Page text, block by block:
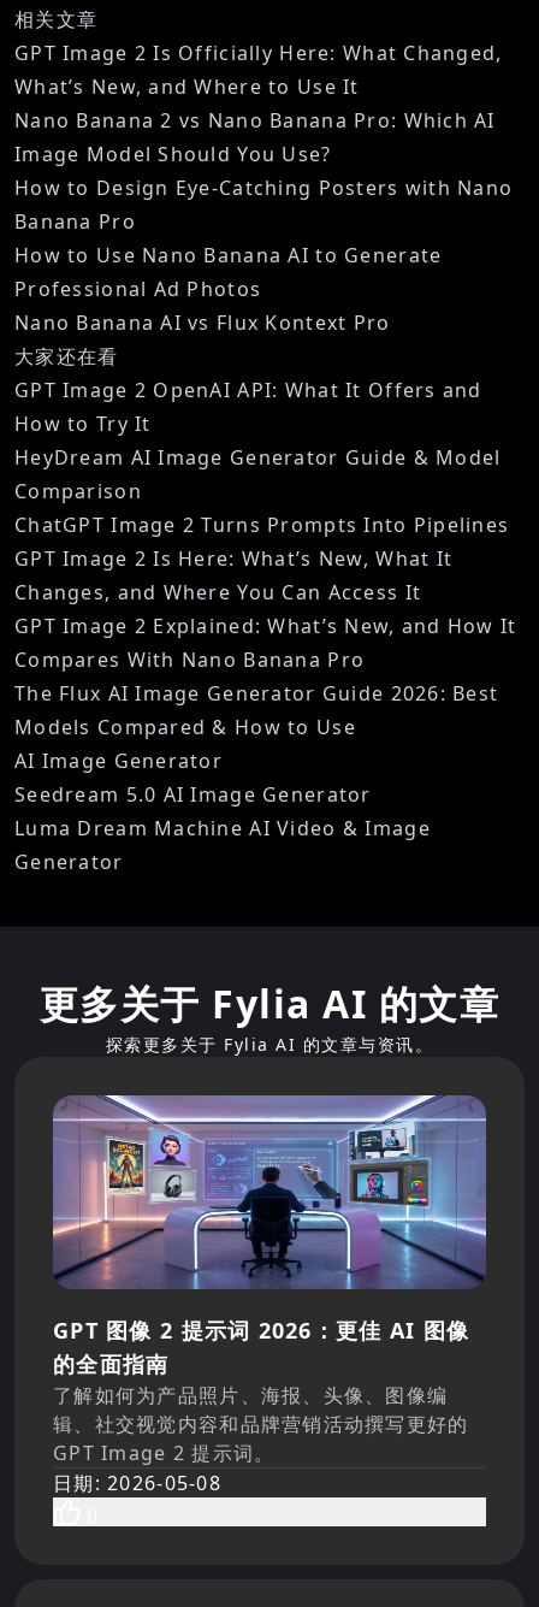
相关文章
GPT Image 2 Is Officially Here: What Changed,
What’s New, and Where to Use It
Nano Banana 2 vs Nano Banana Pro: Which AI
Image Model Should You Use?
How to Design Eye-Catching Posters with Nano
Banana Pro
How to Use Nano Banana AI to Generate
Professional Ad Photos
Nano Banana AI vs Flux Kontext Pro
大家还在看
GPT Image 2 OpenAI API: What It Offers and
How to Try It
HeyDream AI Image Generator Guide & Model
Comparison
ChatGPT Image 2 Turns Prompts Into Pipelines
GPT Image 2 Is Here: What’s New, What It
Changes, and Where You Can Access It
GPT Image 2 Explained: What’s New, and How It
Compares With Nano Banana Pro
The Flux AI Image Generator Guide 2026: Best
Models Compared & How to Use
AI Image Generator
Seedream 5.0 AI Image Generator
Luma Dream Machine AI Video & Image
Generator
更多关于 Fylia AI 的文章
探索更多关于 Fylia AI 的文章与资讯。
GPT 图像 2 提示词 2026：更佳 AI 图像
的全面指南
了解如何为产品照片、海报、头像、图像编
辑、社交视觉内容和品牌营销活动撰写更好的
GPT Image 2 提示词。
日期:2026-05-08